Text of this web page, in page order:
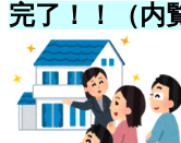
完了！！
（内